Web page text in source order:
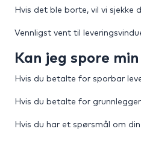
Hvis det ble borte, vil vi
Vennligst vent til
Kan jeg spore
Hvis du betalte for sporbar
Hvis du betalte for
Hvis du har et spørsmål om